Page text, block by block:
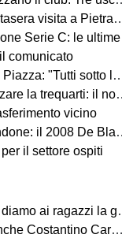
visita a Pietrastornina
Serie C: le ultime
comunicato
sotto lo stesso cielo"
la trequarti: il nome
vicino
il 2008 De Blasio
il settore ospiti
ragazzi la giusta carica"
Costantino Carullo